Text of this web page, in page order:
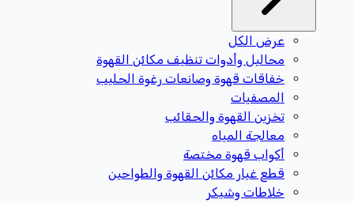
عرض الكل
محاليل وأدوات تنظيف مكائن القهوة
خفاقات قهوة وصانعات رغوة الحليب
المصفيات
تخزين القهوة والحقائب
معالجة المياه
أكواب قهوة مختصة
قطع غيار مكائن القهوة والطواحين
خلاطات وشيكر